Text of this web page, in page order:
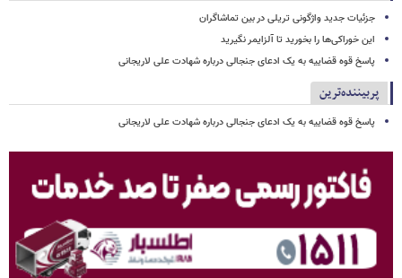
جزئیات جدید واژگونی تریلی در بین تماشاگران
این خوراکی‌ها را بخورید تا آلزایمر نگیرید
پاسخ قوه قضاییه به یک ادعای جنجالی درباره شهادت علی لاریجانی
پربیننده‌ترین
پاسخ قوه قضاییه به یک ادعای جنجالی درباره شهادت علی لاریجانی